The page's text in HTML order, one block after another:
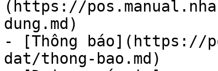
(https://
dung.md)
- [Thông báo](https://
dat/thong-bao.md)